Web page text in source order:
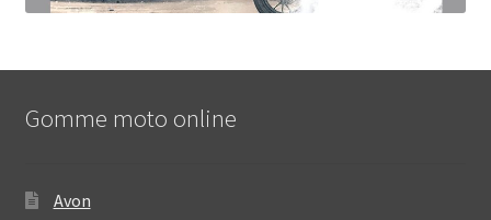
Gomme moto online
Avon